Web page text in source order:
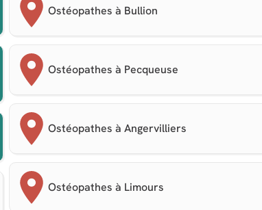
Ostéopathes à Bullion
Ostéopathes à Pecqueuse
Ostéopathes à Angervilliers
Ostéopathes à Limours